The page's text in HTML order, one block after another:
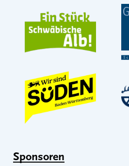
Sponsoren